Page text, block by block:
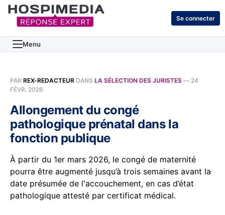
Se connecter
Menu
PAR REX-REDACTEUR DANS LA SÉLECTION DES JURISTES — 24
FÉVR. 2026
Allongement du congé
pathologique prénatal dans la
fonction publique
À partir du 1er mars 2026, le congé de maternité
pourra être augmenté jusqu’à trois semaines avant la
date présumée de l'accouchement, en cas d’état
pathologique attesté par certificat médical.